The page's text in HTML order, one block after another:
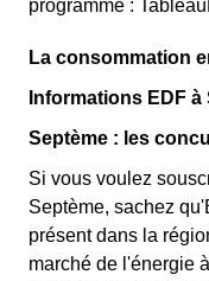
programme :
La consommation
Informations EDF à
Septème : les
Si vous voulez
Septème, sachez
présent dans la
marché de l'énergie